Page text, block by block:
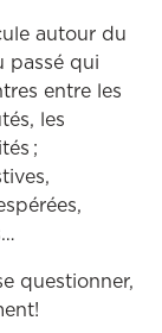
autour du
passé qui
entre les
les
;
questionner,